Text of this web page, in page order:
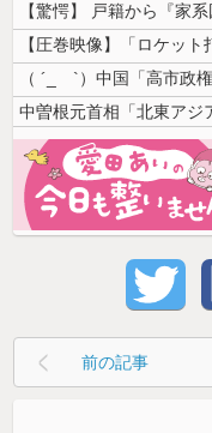
【驚愕】 戸籍から『家
中曽根元首相「北東ア
前の記事